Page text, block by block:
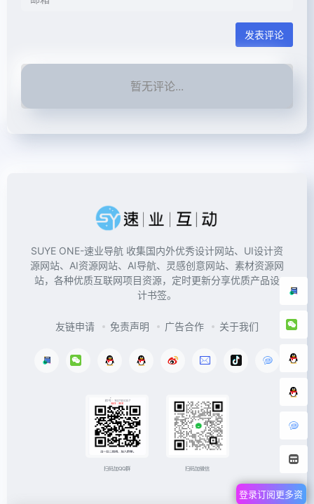
发表评论
暂无评论...
登录订阅更多资
SUYE ONE-速业导航 收集国内外优秀设计网站、UI设计资
源网站、AI资源网站、AI导航、灵感创意网站、素材资源网
站，各种优质互联网项目资源，定时更新分享优质产品设
计书签。
友链申请 免责声明 广告合作 关于我们
扫码加QQ群 扫码加微信